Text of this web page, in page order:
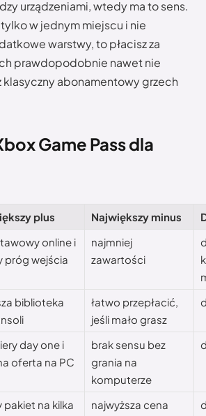
urządzeniami, wtedy ma to sens.
w jednym miejscu i nie
warstwy, to płacisz za
prawdopodobnie nawet nie
klasyczny abonamentowy grzech
Game Pass dla
plus Największy minus
online i
próg wejścia
najmniej
zawartości
biblioteka
łatwo przepłacić,
jeśli mało grasz
day one i
oferta na PC
brak sensu bez
grania na
komputerze
pakiet na kilka
najwyższa cena